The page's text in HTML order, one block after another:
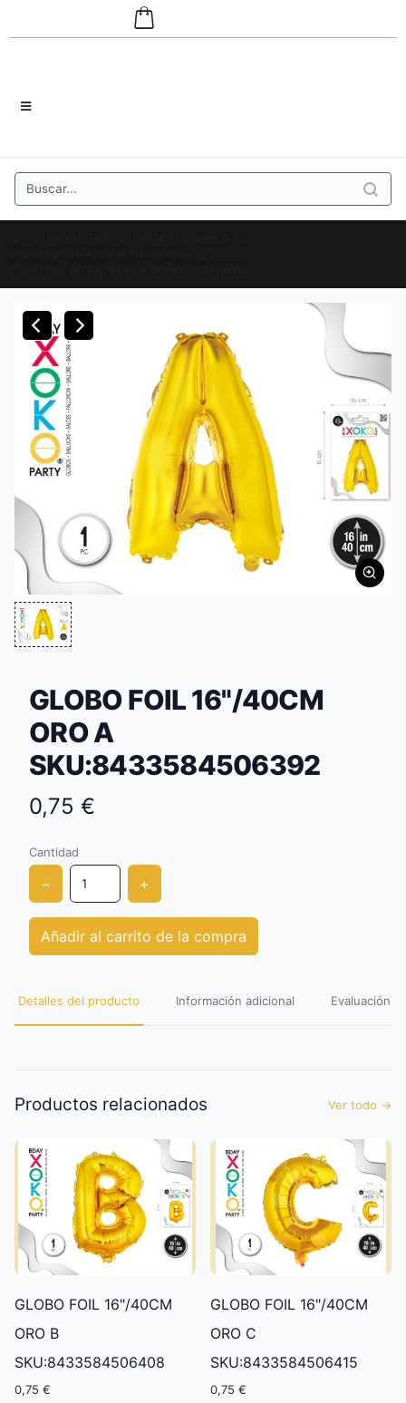
GLOBO FOIL 16"/40CM
ORO A
SKU:8433584506392
0,75 €
Cantidad
− +
Añadir al carrito de la compra
Detalles del producto Información adicional Evaluación
Productos relacionados Ver todo →
GLOBO FOIL 16"/40CM
ORO B
SKU:8433584506408
0,75 €
GLOBO FOIL 16"/40CM
ORO C
SKU:8433584506415
0,75 €